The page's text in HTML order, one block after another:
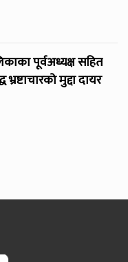
पूर्वअध्यक्ष सहित
मुद्दा दायर